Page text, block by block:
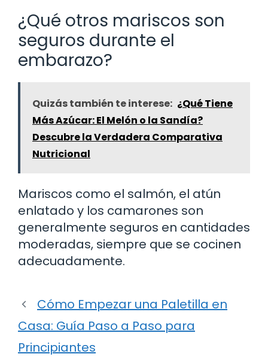
¿Qué otros mariscos son
seguros durante el
embarazo?
Quizás también te interese: ¿Qué Tiene
Más Azúcar: El Melón o la Sandía?
Descubre la Verdadera Comparativa
Nutricional
Mariscos como el salmón, el atún
enlatado y los camarones son
generalmente seguros en cantidades
moderadas, siempre que se cocinen
adecuadamente.
Cómo Empezar una Paletilla en
Casa: Guía Paso a Paso para
Principiantes